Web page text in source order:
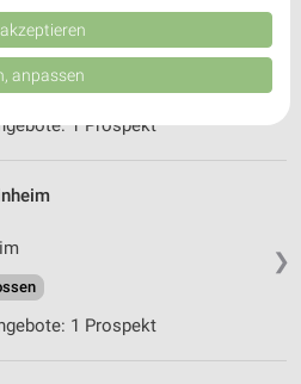
❯
60
1 Prospekt
❯
1 Prospekt
Quellen. Entwicklung und
reduzierter Daten zur Auswahl
Union weitergegeben und in die
auf Informationen
zur Auswahl von
anpassen